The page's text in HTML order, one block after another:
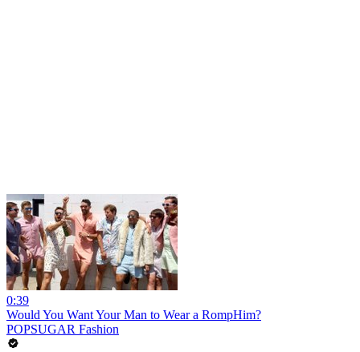
0:39
Would You Want Your Man to Wear a RompHim?
POPSUGAR Fashion